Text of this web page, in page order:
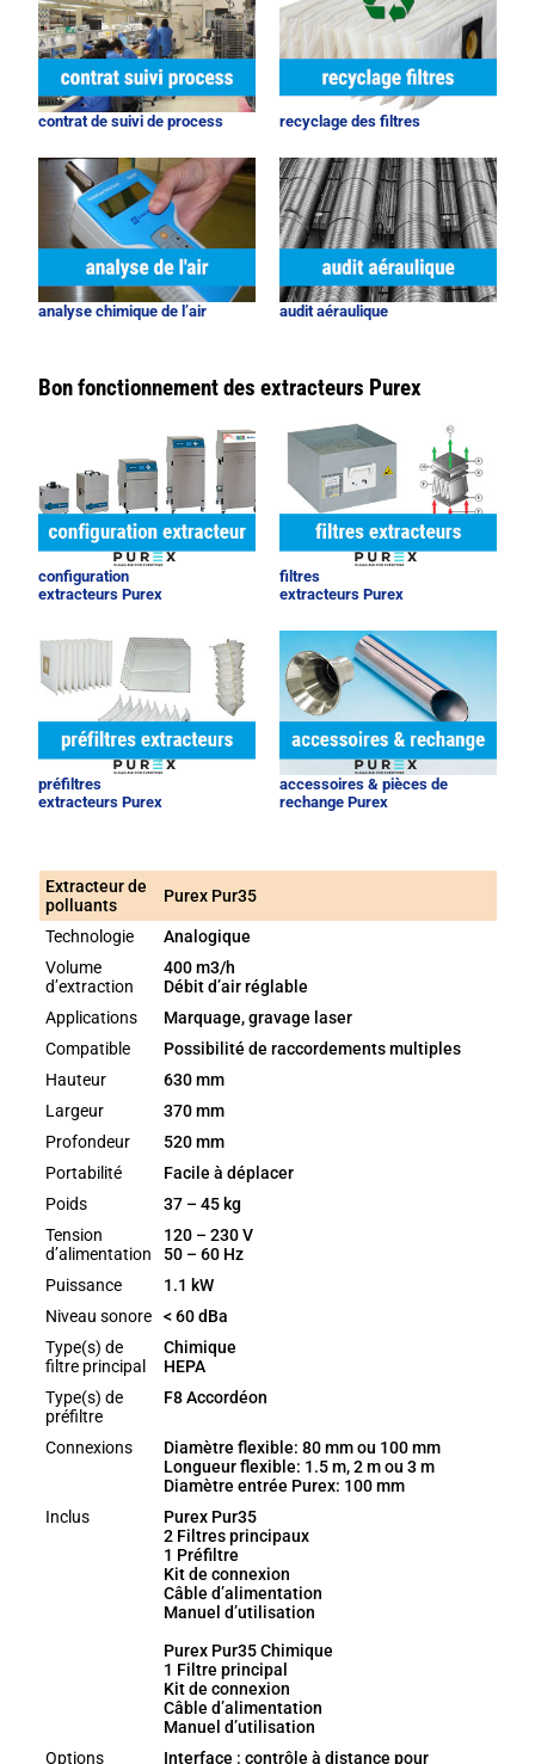
contrat de suivi de process recyclage des filtres
analyse chimique de l’air audit aéraulique
Bon fonctionnement des extracteurs Purex
configuration
extracteurs Purex
filtres
extracteurs Purex
préfiltres
extracteurs Purex
accessoires & pièces de
rechange Purex
Extracteur de
polluants
Purex Pur35
Technologie
Analogique
Volume
d’extraction
400 m3/h
Débit d’air réglable
Applications
Marquage, gravage laser
Compatible
Possibilité de raccordements multiples
Hauteur
630 mm
Largeur
370 mm
Profondeur
520 mm
Portabilité
Facile à déplacer
Poids
37 – 45 kg
Tension
d’alimentation
120 – 230 V
50 – 60 Hz
Puissance
1.1 kW
Niveau sonore
< 60 dBa
Type(s) de
filtre principal
Chimique
HEPA
Type(s) de
préfiltre
F8 Accordéon
Connexions
Diamètre flexible: 80 mm ou 100 mm
Longueur flexible: 1.5 m, 2 m ou 3 m
Diamètre entrée Purex: 100 mm
Inclus
Purex Pur35
2 Filtres principaux
1 Préfiltre
Kit de connexion
Câble d’alimentation
Manuel d’utilisation
Purex Pur35 Chimique
1 Filtre principal
Kit de connexion
Câble d’alimentation
Manuel d’utilisation
Options
Interface : contrôle à distance pour